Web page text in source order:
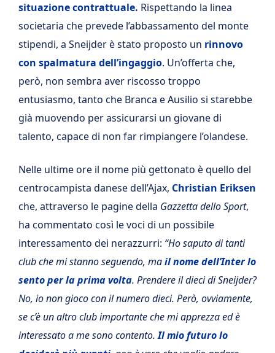
situazione contrattuale. Rispettando la linea
societaria che prevede l’abbassamento del monte
stipendi, a Sneijder è stato proposto un rinnovo
con spalmatura dell’ingaggio. Un’offerta che,
però, non sembra aver riscosso troppo
entusiasmo, tanto che Branca e Ausilio si starebbe
già muovendo per assicurarsi un giovane di
talento, capace di non far rimpiangere l’olandese.
Nelle ultime ore il nome più gettonato è quello del
centrocampista danese dell’Ajax, Christian Eriksen
che, attraverso le pagine della Gazzetta dello Sport,
ha commentato così le voci di un possibile
interessamento dei nerazzurri: “Ho saputo di tanti
club che mi stanno seguendo, mail nome dell’Inter lo
sento per la prima volta. Prendere il dieci di Sneijder?
No, io non gioco con il numero dieci. Però, ovviamente,
se c’è un altro club importante che mi apprezza ed è
interessato a me sono contento.Il mio futuro lo